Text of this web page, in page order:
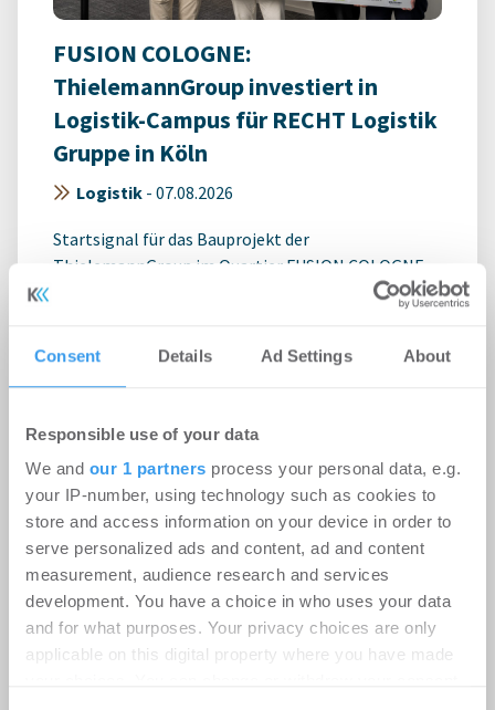
Consent Details Ad Settings About
Responsible use of your data
We and our 1 partners process your personal data, e.g.
your IP-number, using technology such as cookies to
store and access information on your device in order to
serve personalized ads and content, ad and content
measurement, audience research and services
development. You have a choice in who uses your data
and for what purposes. Your privacy choices are only
applicable on this digital property where you have made
FUSION COLOGNE:
ThielemannGroup investiert in
Logistik-Campus für RECHT Logistik
Gruppe in Köln
Logistik - 07.08.2026
Startsignal für das Bauprojekt der
ThielemannGroup im Quartier FUSION COLOGNE
der Häfen und Güterverkehr Köln AG (HGK) direkt
9.000 m² für weiteres Wachstum: